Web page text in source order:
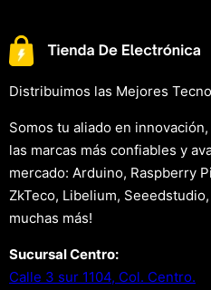
Distribuimos las Mejores
Somos tu aliado en
las marcas más confiables y
mercado: Arduino, Raspberry
ZkTeco, Libelium,
muchas más!
Sucursal Centro:
Calle 3 sur 1104, Col. Centro.